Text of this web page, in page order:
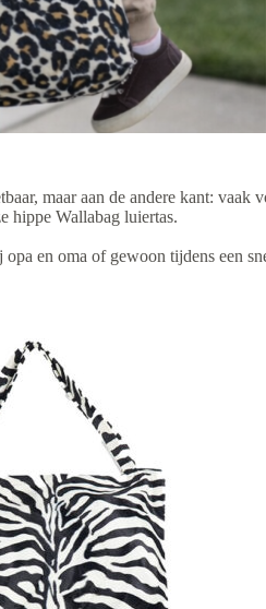
maar aan de andere kant:
hippe Wallabag luiertas.
en oma of gewoon tijdens een